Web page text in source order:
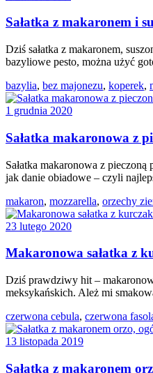
Sałatka z makaronem i
Dziś sałatka z makaronem,
bazyliowe pesto, można użyć
bazylia, bez majonezu, koperek,
1 grudnia 2020
Sałatka makaronowa z
Sałatka makaronowa z
jak danie obiadowe – czyli
makaron, mozzarella, orzechy
23 lutego 2020
Makaronowa sałatka z
Dziś prawdziwy hit –
meksykańskich. Ależ mi
czerwona cebula, czerwona
13 listopada 2019
Sałatka z makaronem